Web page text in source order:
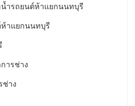
ำรถยนต์ห้าแยกนนทบุรี
าแยกนนทบุรี
ารช่าง
ช่าง